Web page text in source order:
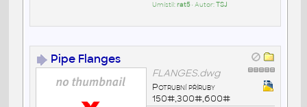
Umístil:rat5• Autor:TSJ
Pipe Flanges
FLANGES.dwg
Potrubní příruby
150#,300#,600#